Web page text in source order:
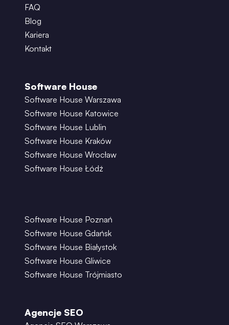
FAQ
Blog
Kariera
Kontakt
Software House
Software House Warszawa
Software House Katowice
Software House Lublin
Software House Kraków
Software House Wrocław
Software House Łódź
Software House Poznań
Software House Gdańsk
Software House Białystok
Software House Gliwice
Software House Trójmiasto
Agencje SEO